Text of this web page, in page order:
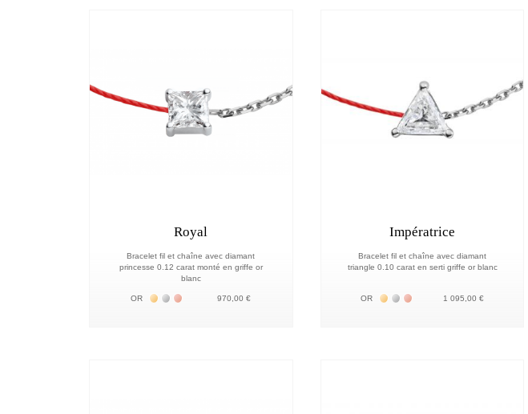
Royal
Bracelet fil et chaîne avec diamant
princesse 0.12 carat monté en griffe or
blanc
OR Жёлтое золото 18К
Белое золото 18К
Розовое золото 18К
970,00 €
Impératrice
Bracelet fil et chaîne avec diamant
triangle 0.10 carat en serti griffe or blanc
OR Жёлтое золото 18К
Белое золото 18К
Розовое золото 18К
1 095,00 €